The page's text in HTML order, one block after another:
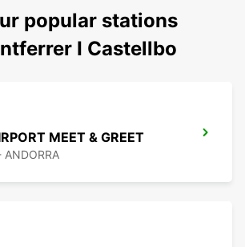
popular stations
I Castellbo
MEET & GREET
ANDORRA